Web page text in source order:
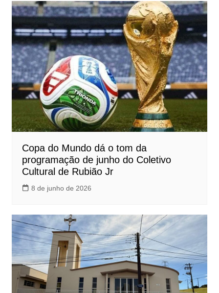
Copa do Mundo dá o tom da
programação de junho do Coletivo
Cultural de Rubião Jr
8 de junho de 2026